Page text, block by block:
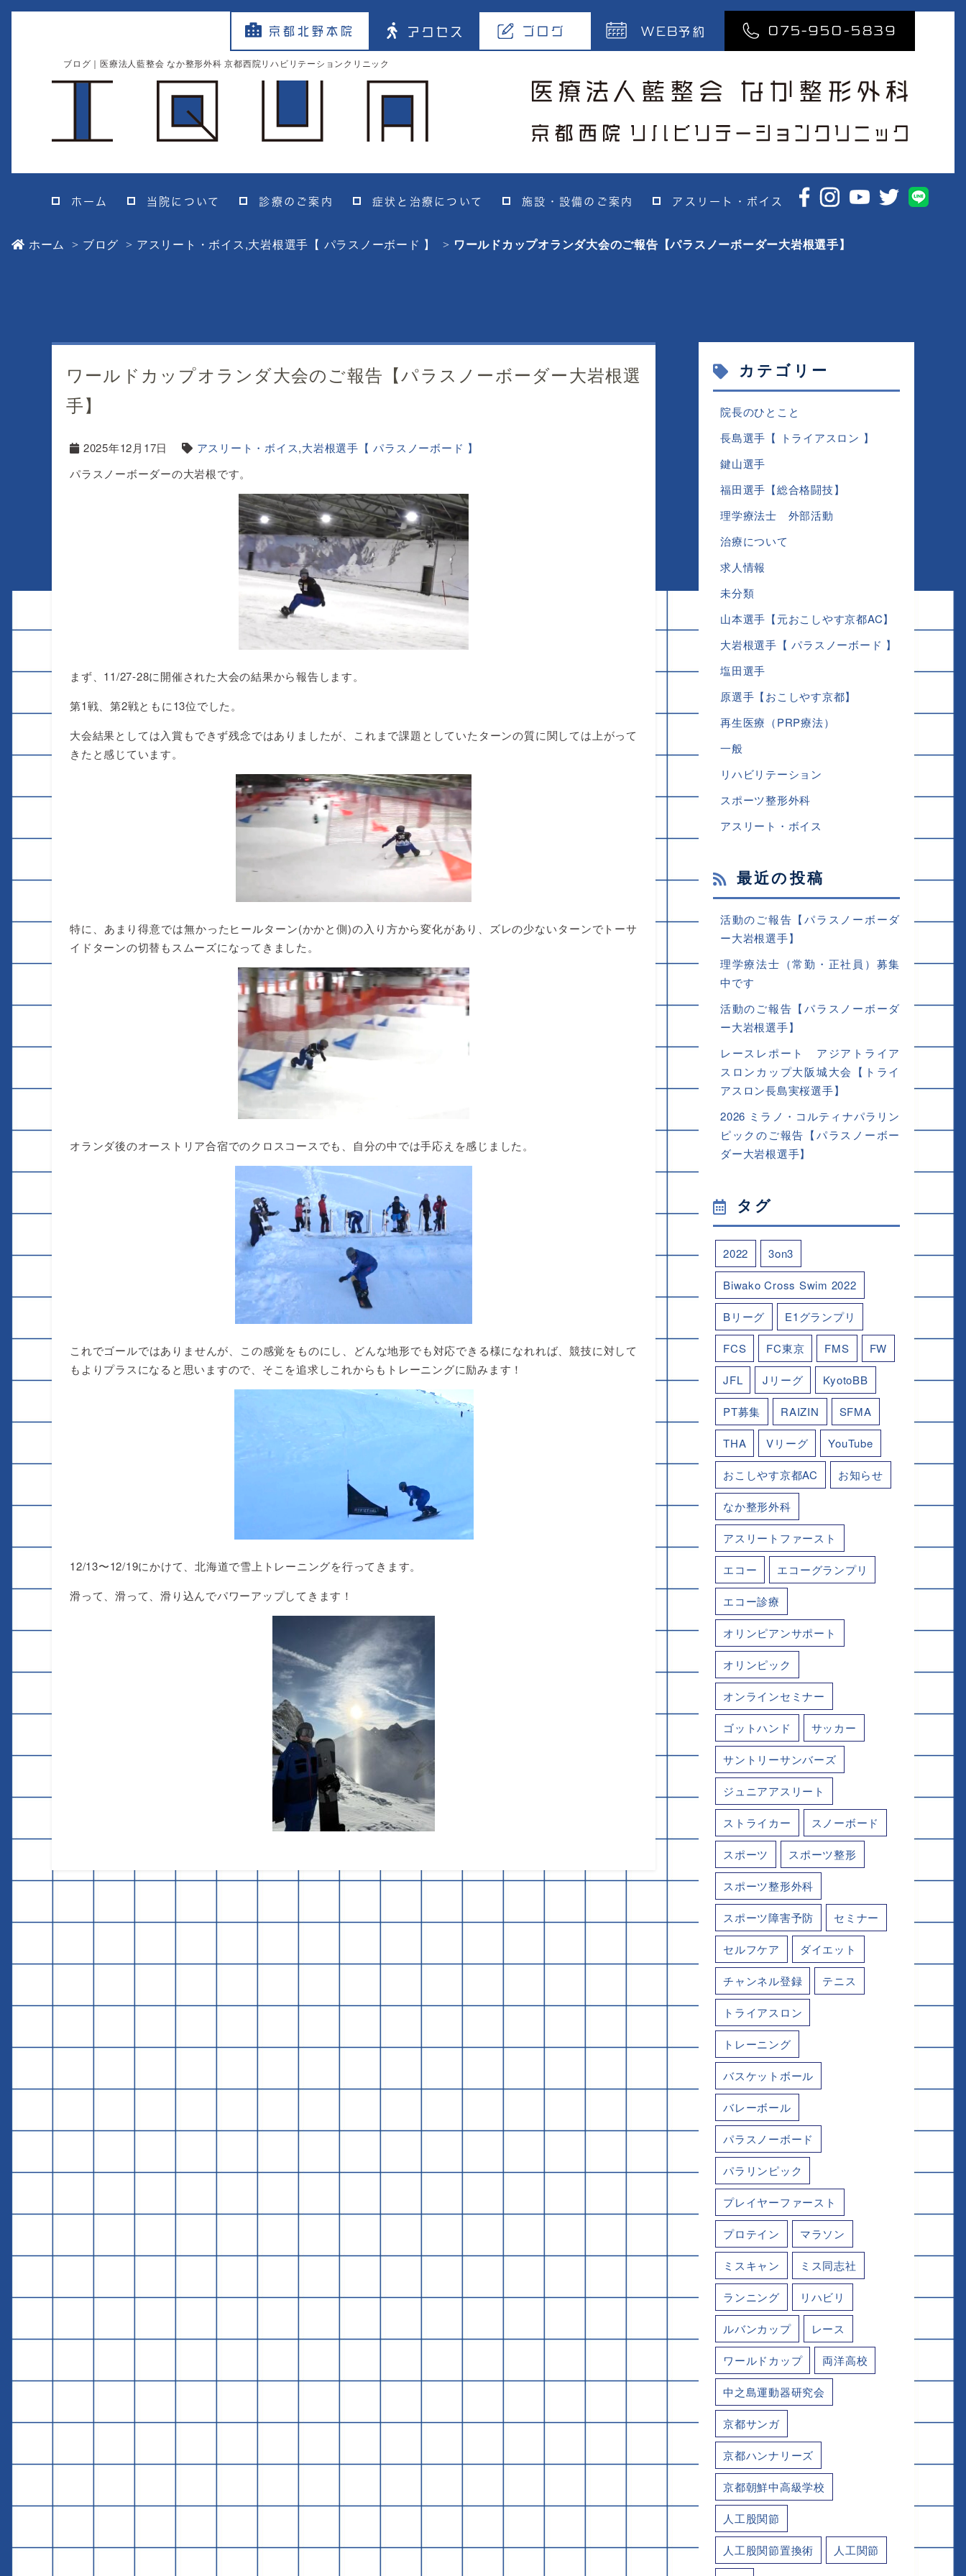
京都北野本院 アクセス ブログ WEB予約 075-950-5839
ホーム 当院について 診療のご案内 症状と治療について 施設・設備のご案内 アスリート・ボイス
ブログ｜医療法人藍整会 なか整形外科 京都西院リハビリテーションクリニック
ホーム ブログ アスリート・ボイス,大岩根選手【 パラスノーボード 】 ワールドカップオランダ大会のご報告【パラスノーボーダー大岩根選手】
ワールドカップオランダ大会のご報告【パラスノーボーダー大岩根選
手】
2025年12月17日 アスリート・ボイス,大岩根選手【 パラスノーボード 】
パラスノーボーダーの大岩根です。
まず、11/27-28に開催された大会の結果から報告します。
第1戦、第2戦ともに13位でした。
大会結果としては入賞もできず残念ではありましたが、これまで課題としていたターンの質に関しては上がって
きたと感じています。
特に、あまり得意では無かったヒールターン(かかと側)の入り方から変化があり、ズレの少ないターンでトーサ
イドターンの切替もスムーズになってきました。
オランダ後のオーストリア合宿でのクロスコースでも、自分の中では手応えを感じました。
これでゴールではありませんが、この感覚をものにし、どんな地形でも対応できる様になれれば、競技に対して
もよりプラスになると思いますので、そこを追求しこれからもトレーニングに励みます！
12/13〜12/19にかけて、北海道で雪上トレーニングを行ってきます。
滑って、滑って、滑り込んでパワーアップしてきます！
カテゴリー
院長のひとこと
長島選手【 トライアスロン 】
鍵山選手
福田選手【総合格闘技】
理学療法士 外部活動
治療について
求人情報
未分類
山本選手【元おこしやす京都AC】
大岩根選手【 パラスノーボード 】
塩田選手
原選手【おこしやす京都】
再生医療（PRP療法）
一般
リハビリテーション
スポーツ整形外科
アスリート・ボイス
最近の投稿
活動のご報告【パラスノーボーダ
ー大岩根選手】
理学療法士（常勤・正社員）募集
中です
活動のご報告【パラスノーボーダ
ー大岩根選手】
レースレポート アジアトライア
スロンカップ大阪城大会【トライ
アスロン長島実桜選手】
2026 ミラノ・コルティナパラリン
ピックのご報告【パラスノーボー
ダー大岩根選手】
タグ
2022 3on3
Biwako Cross Swim 2022
Bリーグ E1グランプリ
FCS FC東京 FMS FW
JFL Jリーグ KyotoBB
PT募集 RAIZIN SFMA
THA Vリーグ YouTube
おこしやす京都AC お知らせ
なか整形外科
アスリートファースト
エコー エコーグランプリ
エコー診療
オリンピアンサポート
オリンピック
オンラインセミナー
ゴットハンド サッカー
サントリーサンバーズ
ジュニアアスリート
ストライカー スノーボード
スポーツ スポーツ整形
スポーツ整形外科
スポーツ障害予防 セミナー
セルフケア ダイエット
チャンネル登録 テニス
トライアスロン
トレーニング
バスケットボール
バレーボール
パラスノーボード
パラリンピック
プレイヤーファースト
プロテイン マラソン
ミスキャン ミス同志社
ランニング リハビリ
ルバンカップ レース
ワールドカップ 両洋高校
中之島運動器研究会
京都サンガ
京都ハンナリーズ
京都朝鮮中高級学校
人工股関節
人工股関節置換術 人工関節